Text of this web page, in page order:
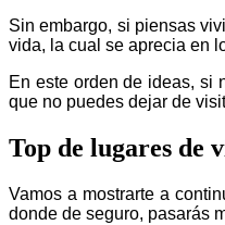
Sin embargo, si piensas
vida, la cual se aprecia en
En este orden de ideas, si
que no puedes dejar de
Top de lugares de
Vamos a mostrarte a
donde de seguro, pasarás